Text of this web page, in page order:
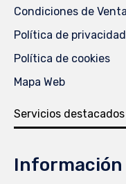
Condiciones de Venta
Política de privacidad
Política de cookies
Mapa Web